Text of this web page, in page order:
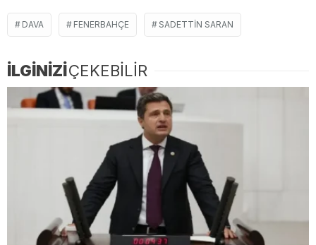
DAVA FENERBAHÇE SADETTIN SARAN
İLGİNİZİÇEKEBİLİR